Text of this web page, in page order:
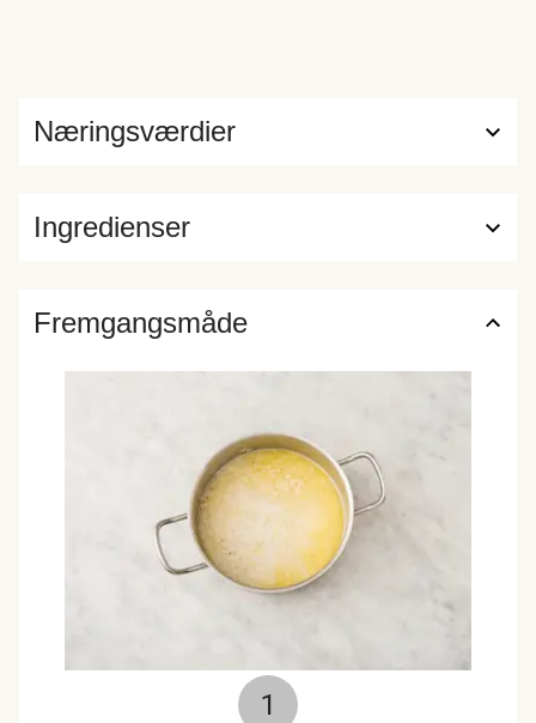
Ingredienser
Næringsværdier
Fremgangsmåde
1